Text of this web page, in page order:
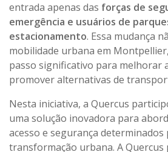
entrada apenas das forças de
emergência e usuários de
estacionamento. Essa mudança
mobilidade urbana em
passo significativo para melhorar
promover alternativas de
Nesta iniciativa, a Quercus
uma solução inovadora para
acesso e segurança
transformação urbana. A